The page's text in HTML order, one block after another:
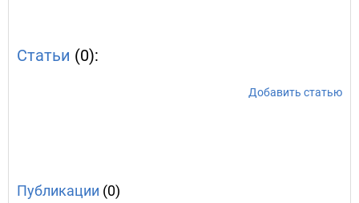
Статьи (0):
Добавить статью
Публикации (0)